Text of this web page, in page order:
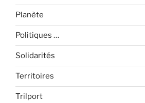
Planète
Politiques …
Solidarités
Territoires
Trilport